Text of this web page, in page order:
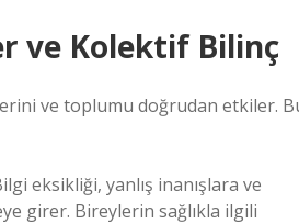
ve Kolektif Bilinç
ve toplumu doğrudan etkiler.
eksikliği, yanlış inanışlara ve
girer. Bireylerin sağlıkla ilgili